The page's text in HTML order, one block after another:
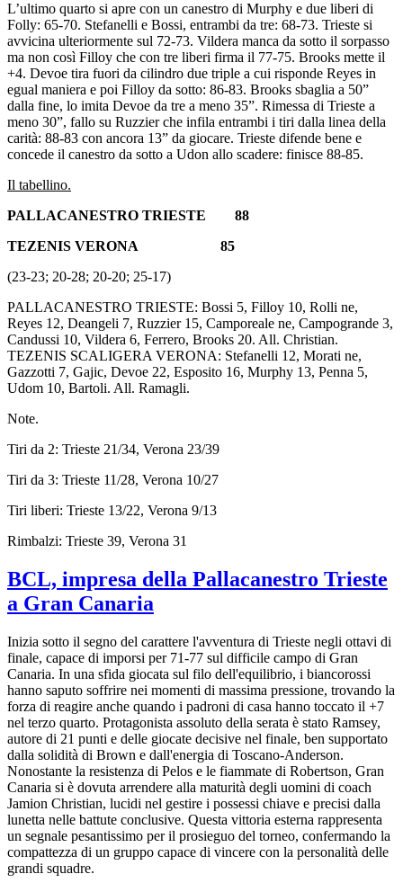
L’ultimo quarto si apre con un canestro di Murphy e due liberi di
Folly: 65-70. Stefanelli e Bossi, entrambi da tre: 68-73. Trieste si
avvicina ulteriormente sul 72-73. Vildera manca da sotto il sorpasso
ma non così Filloy che con tre liberi firma il 77-75. Brooks mette il
+4. Devoe tira fuori da cilindro due triple a cui risponde Reyes in
egual maniera e poi Filloy da sotto: 86-83. Brooks sbaglia a 50”
dalla fine, lo imita Devoe da tre a meno 35”. Rimessa di Trieste a
meno 30”, fallo su Ruzzier che infila entrambi i tiri dalla linea della
carità: 88-83 con ancora 13” da giocare. Trieste difende bene e
concede il canestro da sotto a Udon allo scadere: finisce 88-85.
Il tabellino.
PALLACANESTRO TRIESTE 88
TEZENIS VERONA 85
(23-23; 20-28; 20-20; 25-17)
PALLACANESTRO TRIESTE: Bossi 5, Filloy 10, Rolli ne,
Reyes 12, Deangeli 7, Ruzzier 15, Camporeale ne, Campogrande 3,
Candussi 10, Vildera 6, Ferrero, Brooks 20. All. Christian.
TEZENIS SCALIGERA VERONA: Stefanelli 12, Morati ne,
Gazzotti 7, Gajic, Devoe 22, Esposito 16, Murphy 13, Penna 5,
Udom 10, Bartoli. All. Ramagli.
Note.
Tiri da 2: Trieste 21/34, Verona 23/39
Tiri da 3: Trieste 11/28, Verona 10/27
Tiri liberi: Trieste 13/22, Verona 9/13
Rimbalzi: Trieste 39, Verona 31
BCL, impresa della Pallacanestro Trieste
a Gran Canaria
Inizia sotto il segno del carattere l'avventura di Trieste negli ottavi di
finale, capace di imporsi per 71-77 sul difficile campo di Gran
Canaria. In una sfida giocata sul filo dell'equilibrio, i biancorossi
hanno saputo soffrire nei momenti di massima pressione, trovando la
forza di reagire anche quando i padroni di casa hanno toccato il +7
nel terzo quarto. Protagonista assoluto della serata è stato Ramsey,
autore di 21 punti e delle giocate decisive nel finale, ben supportato
dalla solidità di Brown e dall'energia di Toscano-Anderson.
Nonostante la resistenza di Pelos e le fiammate di Robertson, Gran
Canaria si è dovuta arrendere alla maturità degli uomini di coach
Jamion Christian, lucidi nel gestire i possessi chiave e precisi dalla
lunetta nelle battute conclusive. Questa vittoria esterna rappresenta
un segnale pesantissimo per il prosieguo del torneo, confermando la
compattezza di un gruppo capace di vincere con la personalità delle
grandi squadre.